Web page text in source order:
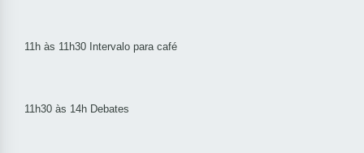
11h às 11h30 Intervalo para café
11h30 às 14h Debates